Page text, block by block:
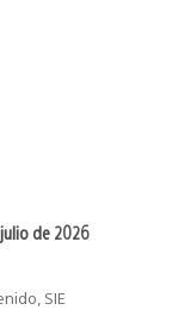
de 2026
SIE